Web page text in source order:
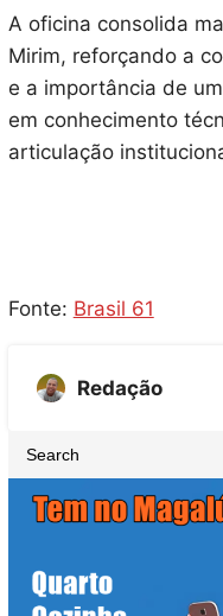
A oficina consolida
Mirim, reforçando a
e a importância de
em conhecimento
articulação
Fonte: Brasil 61
Redação
e